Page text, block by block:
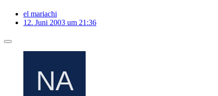
el mariachi
12. Juni 2003 um 21:36